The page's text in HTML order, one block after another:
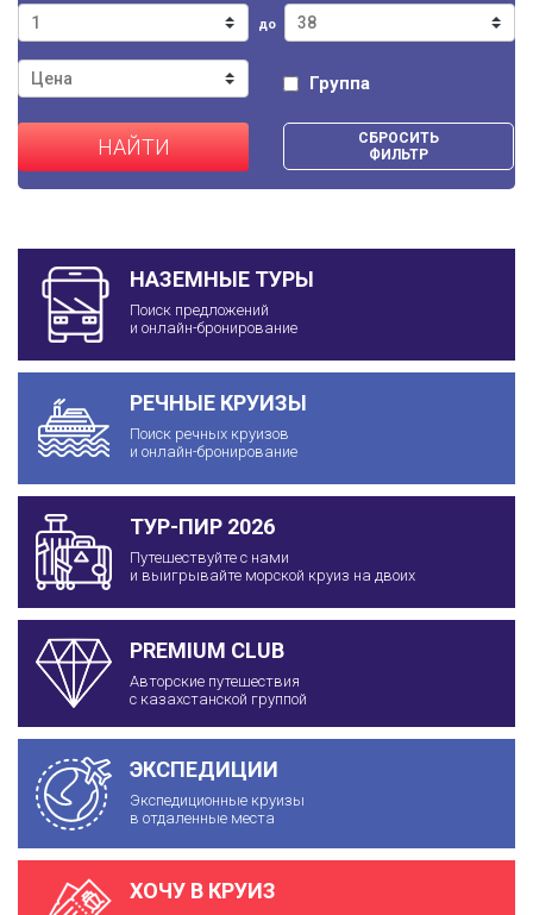
до
Группа
НАЙТИ
СБРОСИТЬ
ФИЛЬТР
НАЗЕМНЫЕ ТУРЫ
Поиск предложений
и онлайн-бронирование
РЕЧНЫЕ КРУИЗЫ
Поиск речных круизов
и онлайн-бронирование
ТУР-ПИР 2026
Путешествуйте с нами
и выигрывайте морской круиз на двоих
PREMIUM CLUB
Авторские путешествия
с казахстанской группой
ЭКСПЕДИЦИИ
Экспедиционные круизы
в отдаленные места
ХОЧУ В КРУИЗ